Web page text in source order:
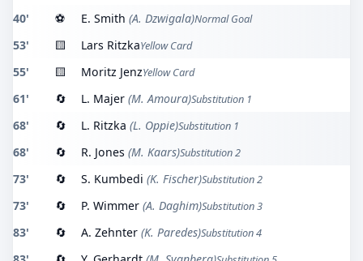
40' ⚽ E. Smith (A. Dzwigala)Normal Goal
53' 🟨 Lars RitzkaYellow Card
55' 🟨 Moritz JenzYellow Card
61' 🔄 L. Majer (M. Amoura)Substitution 1
68' 🔄 L. Ritzka (L. Oppie)Substitution 1
68' 🔄 R. Jones (M. Kaars)Substitution 2
73' 🔄 S. Kumbedi (K. Fischer)Substitution 2
73' 🔄 P. Wimmer (A. Daghim)Substitution 3
83' 🔄 A. Zehnter (K. Paredes)Substitution 4